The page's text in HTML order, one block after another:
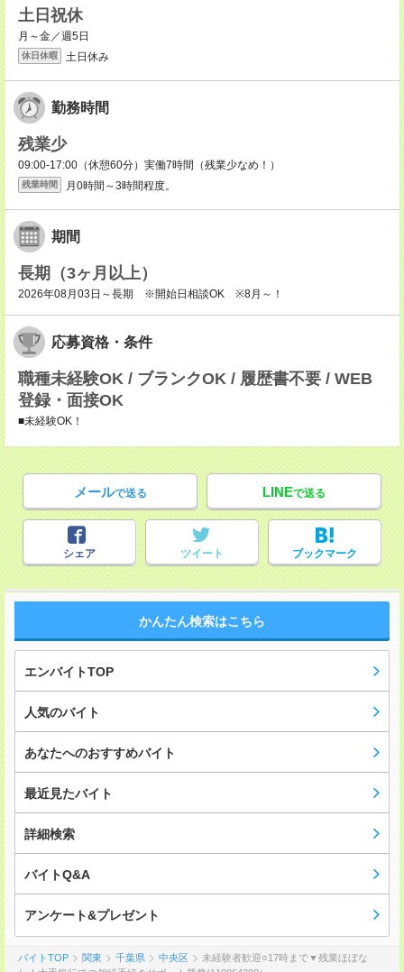
土日祝休
月～金／週5日
休日休暇 土日休み
勤務時間
残業少
09:00-17:00（休憩60分）実働7時間（残業少なめ！）
残業時間 月0時間～3時間程度。
期間
長期（3ヶ月以上）
2026年08月03日～長期 ※開始日相談OK ※8月～！
応募資格・条件
職種未経験OK / ブランクOK / 履歴書不要 / WEB
登録・面接OK
■未経験OK！
メールで送る LINEで送る
シェア ツイート ブックマーク
かんたん検索はこちら
エンバイトTOP
人気のバイト
あなたへのおすすめバイト
最近見たバイト
詳細検索
バイトQ&A
アンケート&プレゼント
バイトTOP 関東 千葉県 中央区
未経験者歓迎○17時まで▼残業ほぼな